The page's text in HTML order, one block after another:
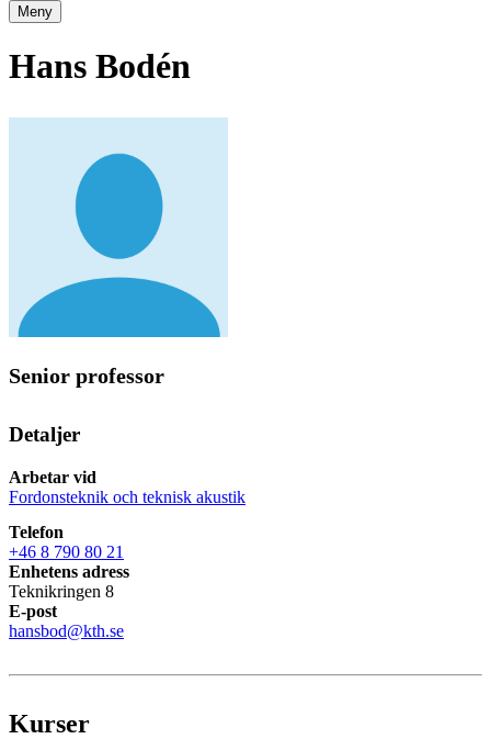
Meny
Hans Bodén
Senior professor
Detaljer
Arbetar vid
Fordonsteknik och teknisk akustik
Telefon
+46 8 790 80 21
Enhetens adress
Teknikringen 8
E-post
hansbod@kth.se
Kurser